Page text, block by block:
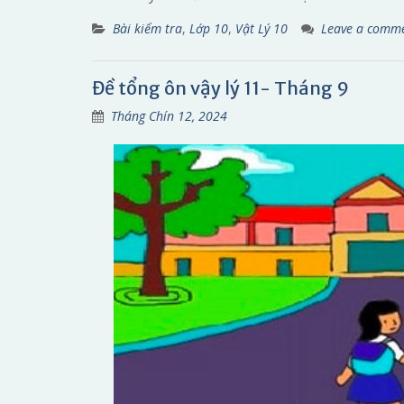
Bài kiểm tra, Lớp 10, Vật Lý 10 Leave a
Đề tổng ôn vậy lý 11- Tháng 9
Tháng Chín 12, 2024